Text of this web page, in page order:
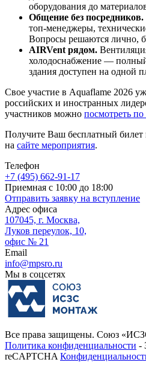
оборудования до
Общение без посредников.
топ-менеджеры,
Вопросы решаются лично,
AIRVent рядом.
холодоснабжение —
здания доступен на одной
Свое участие в Aquaflame 2026
российских и иностранных
участников можно посмотреть
Получите Ваш бесплатный билет
на сайте мероприятия.
Телефон
+7 (495) 662-91-17
Приемная с 10:00 до 18:00
Отправить заявку на вступление
Адрес офиса
107045, г. Москва,
Луков переулок, 10,
офис № 21
Email
info@mpsro.ru
Мы в соцсетях
Все права защищены. Союз
Политика конфиденциальности -
reCAPTCHA